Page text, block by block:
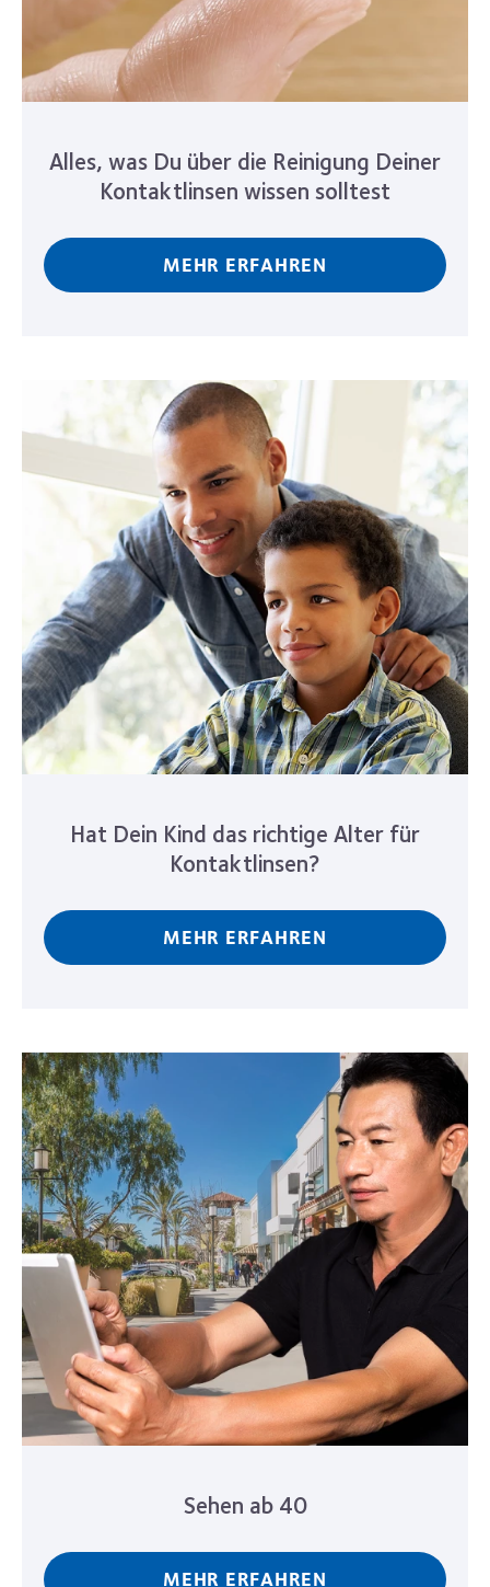
Alles, was Du über die Reinigung Deiner
Kontaktlinsen wissen solltest
MEHR ERFAHREN
Hat Dein Kind das richtige Alter für
Kontaktlinsen?
MEHR ERFAHREN
Sehen ab 40
MEHR ERFAHREN